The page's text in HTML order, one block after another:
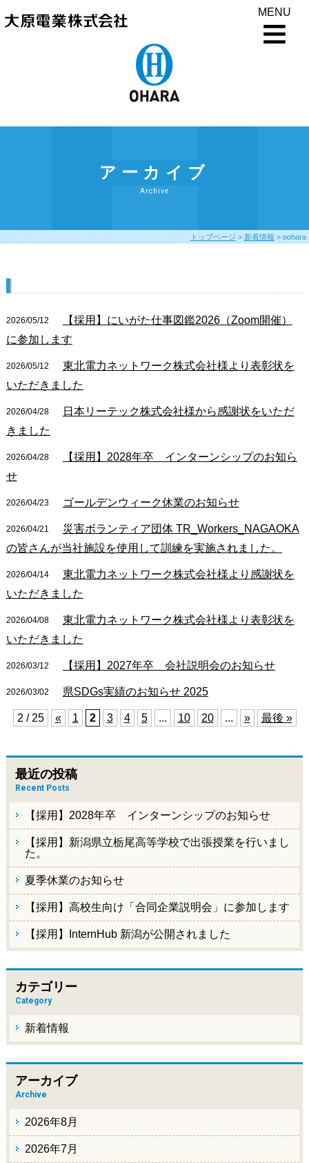
MENU
アーカイブ
Archive
トップページ> 新着情報 > oohara
2026/05/12
【採用】にいがた仕事図鑑2026（Zoom開催）
に参加します
2026/05/12
東北電力ネットワーク株式会社様より表彰状を
いただきました
2026/04/28
日本リーテック株式会社様から感謝状をいただ
きました
2026/04/28
【採用】2028年卒 インターンシップのお知ら
せ
2026/04/23 ゴールデンウィーク休業のお知らせ
2026/04/21
災害ボランティア団体 TR_Workers_NAGAOKA
の皆さんが当社施設を使用して訓練を実施されました。
2026/04/14
東北電力ネットワーク株式会社様より感謝状を
いただきました
2026/04/08
東北電力ネットワーク株式会社様より表彰状を
いただきました
2026/03/12 【採用】2027年卒 会社説明会のお知らせ
2026/03/02 県SDGs実績のお知らせ 2025
2 / 25 « 1 2 3 4 5 ... 10 20 ... » 最後 »
最近の投稿
Recent Posts
【採用】2028年卒 インターンシップのお知らせ
【採用】新潟県立栃尾高等学校で出張授業を行いまし
た。
夏季休業のお知らせ
【採用】高校生向け「合同企業説明会」に参加します
【採用】InternHub 新潟が公開されました
カテゴリー
Category
新着情報
アーカイブ
Archive
2026年8月
2026年7月